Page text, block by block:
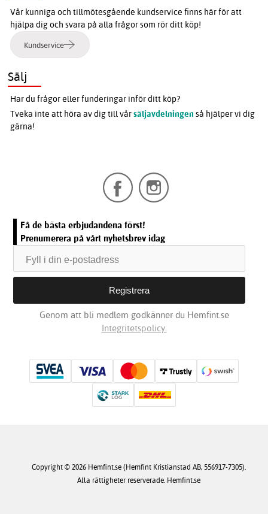
Vår kunniga och tillmötesgående kundservice finns här för att
hjälpa dig och svara på alla frågor som rör ditt köp!
Kundservice
Sälj
Har du frågor eller funderingar inför ditt köp?
Tveka inte att höra av dig till vårsäljavdelningen så hjälper vi dig
gärna!
Få de bästa erbjudandena först!
Prenumerera på vårt nyhetsbrev idag
Genom att bli medlem godkänner du Hemfint.se
Integritetspolicy.
Copyright © 2026 Hemfint.se (Hemfint Kristianstad AB, 556917-7305).
Alla rättigheter reserverade. Hemfint.se